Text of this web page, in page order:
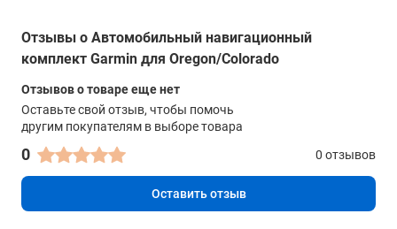
Отзывы о Автомобильный навигационный
комплект Garmin для Oregon/Colorado
Отзывов о товаре еще нет
Оставьте свой отзыв, чтобы помочь
другим покупателям в выборе товара
0 0 отзывов
Оставить отзыв